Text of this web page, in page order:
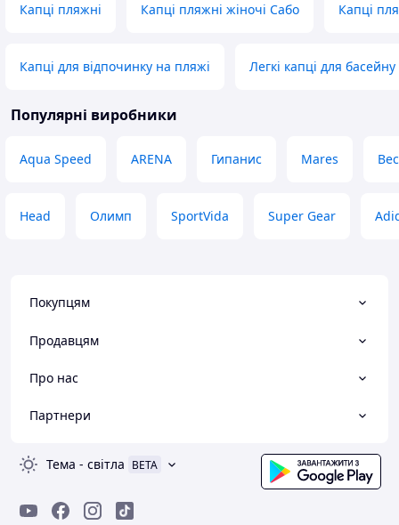
Капці пляжні Капці пляжні жіночі Сабо Капці
Капці для відпочинку на пляжі Легкі капці для басейну
Популярні виробники
Aqua Speed ARENA Гипанис Mares
Head Олимп SportVida Super Gear
Покупцям
Продавцям
Про нас
Партнери
Тема - світла BETA